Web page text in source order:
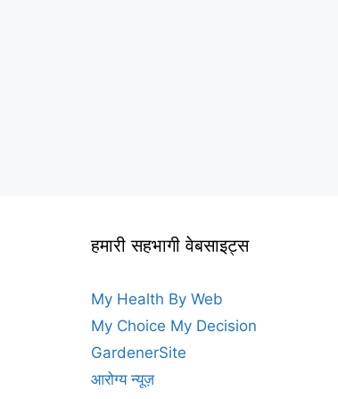
हमारी सहभागी वेबसाइट्स
My Health By Web
My Choice My Decision
GardenerSite
आरोग्य न्यूज़